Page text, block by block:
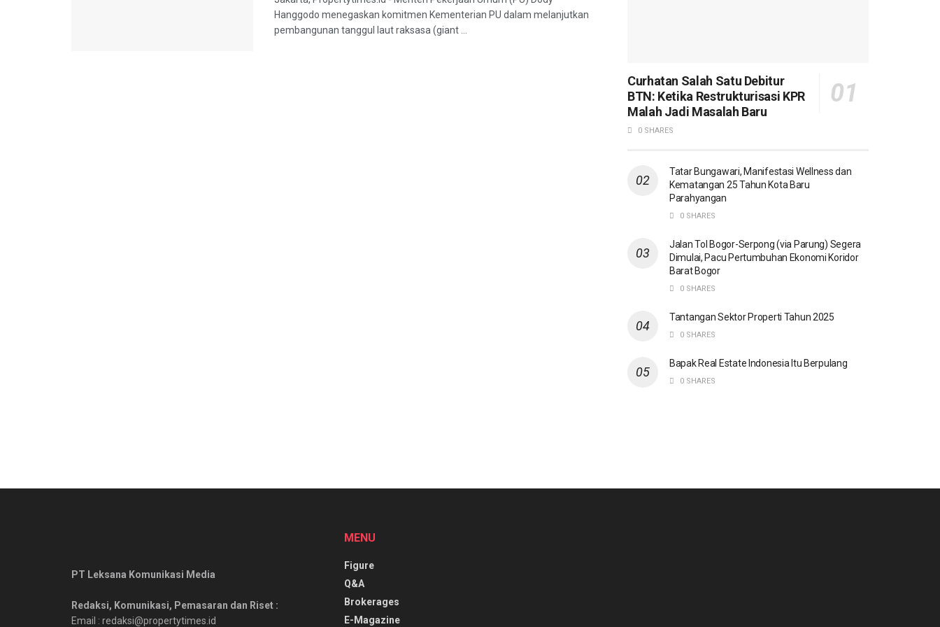
Hanggodo menegaskan komitmen Kementerian PU dalam melanjutkan
pembangunan tanggul laut raksasa (giant ...
Curhatan Salah Satu Debitur
BTN: Ketika Restrukturisasi KPR
Malah Jadi Masalah Baru
0 SHARES
Tatar Bungawari, Manifestasi Wellness dan
Kematangan 25 Tahun Kota Baru
Parahyangan
0 SHARES
Jalan Tol Bogor-Serpong (via Parung) Segera
Dimulai, Pacu Pertumbuhan Ekonomi Koridor
Barat Bogor
0 SHARES
Tantangan Sektor Properti Tahun 2025
0 SHARES
Bapak Real Estate Indonesia Itu Berpulang
0 SHARES
PT Leksana Komunikasi Media
Redaksi, Komunikasi, Pemasaran dan Riset :
Email : redaksi@propertytimes.id
MENU
Figure
Q&A
Brokerages
E-Magazine